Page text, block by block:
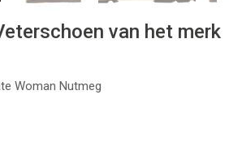
van het merk
Woman Nutmeg